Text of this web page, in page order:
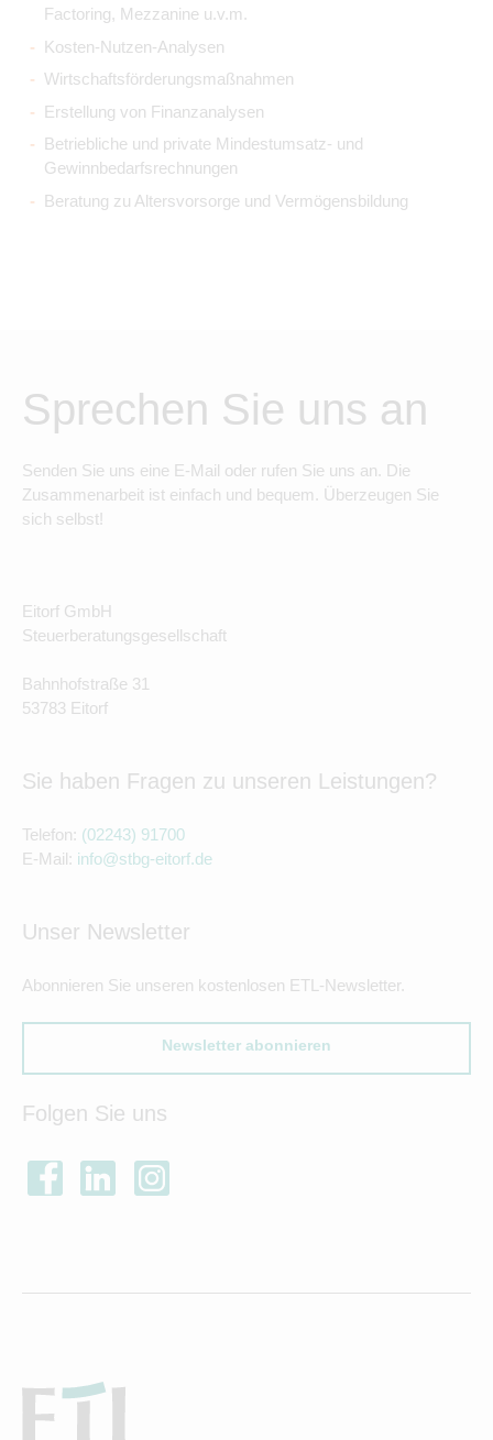
Factoring, Mezzanine u.v.m.
Kosten-Nutzen-Analysen
Wirtschaftsförderungsmaßnahmen
Erstellung von Finanzanalysen
Betriebliche und private Mindestumsatz- und
Gewinnbedarfsrechnungen
Beratung zu Altersvorsorge und Vermögensbildung
Sprechen Sie uns an
Senden Sie uns eine E-Mail oder rufen Sie uns an. Die
Zusammenarbeit ist einfach und bequem. Überzeugen Sie
sich selbst!
Eitorf GmbH
Steuerberatungsgesellschaft
Bahnhofstraße 31
53783 Eitorf
Sie haben Fragen zu unseren Leistungen?
Telefon: (02243) 91700
E-Mail: info@stbg-eitorf.de
Unser Newsletter
Abonnieren Sie unseren kostenlosen ETL-Newsletter.
Newsletter abonnieren
Folgen Sie uns